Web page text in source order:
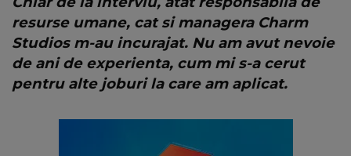
resurse umane, cat si managera Charm
Studios m-au incurajat. Nu am avut nevoie
de ani de experienta, cum mi s-a cerut
pentru alte joburi la care am aplicat.